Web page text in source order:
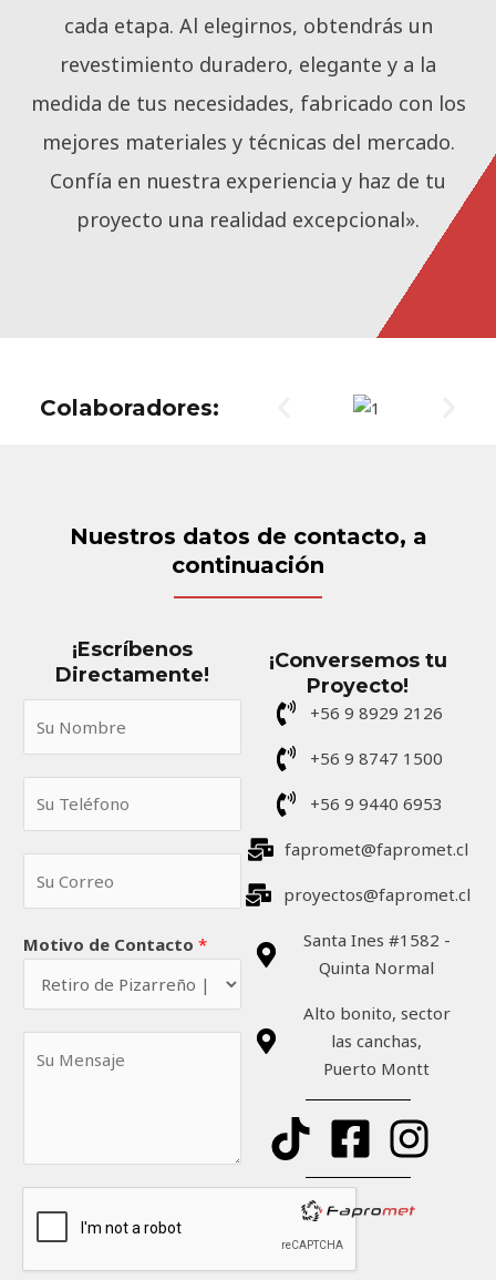
cada etapa. Al elegirnos, obtendrás un
revestimiento duradero, elegante y a la
medida de tus necesidades, fabricado con los
mejores materiales y técnicas del mercado.
Confía en nuestra experiencia y haz de tu
proyecto una realidad excepcional».
Colaboradores:
Nuestros datos de contacto, a
continuación
¡Escríbenos
Directamente!
b
e
f
n
o
o
r
e
Motivo de Contacto *
s
e
¡Conversemos tu
Proyecto!
+56 9 8929 2126
+56 9 8747 1500
+56 9 9440 6953
fapromet@fapromet.cl
proyectos@fapromet.cl
Santa Ines #1582 -
Quinta Normal
Alto bonito, sector
las canchas,
Puerto Montt